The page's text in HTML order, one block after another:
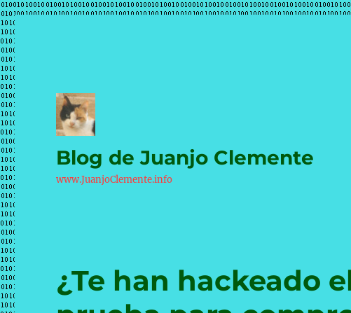
Blog de Juanjo Clemente
www.JuanjoClemente.info
¿Te han hackeado